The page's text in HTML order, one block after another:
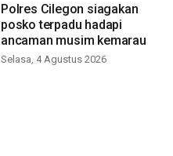
Polres Cilegon siagakan
posko terpadu hadapi
ancaman musim kemarau
Selasa, 4 Agustus 2026